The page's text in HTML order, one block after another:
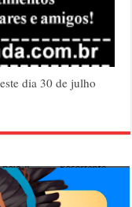
dia 30 de julho